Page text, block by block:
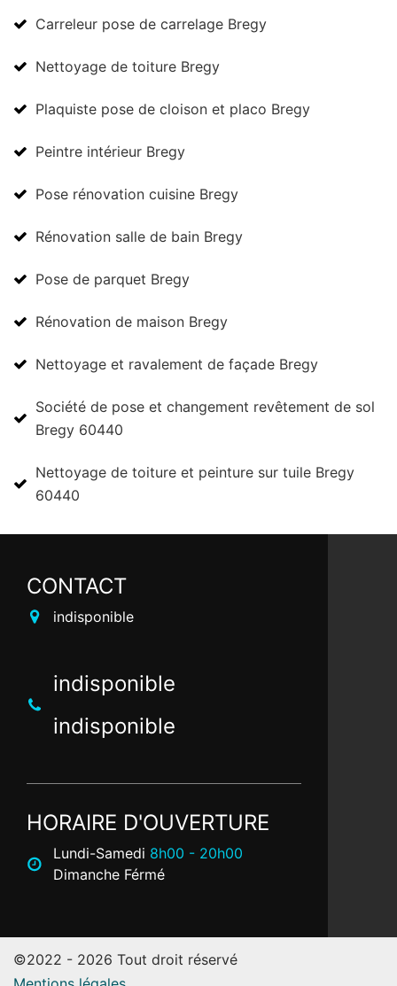
Carreleur pose de carrelage Bregy
Nettoyage de toiture Bregy
Plaquiste pose de cloison et placo Bregy
Peintre intérieur Bregy
Pose rénovation cuisine Bregy
Rénovation salle de bain Bregy
Pose de parquet Bregy
Rénovation de maison Bregy
Nettoyage et ravalement de façade Bregy
Société de pose et changement revêtement de sol
Bregy 60440
Nettoyage de toiture et peinture sur tuile Bregy
60440
CONTACT
indisponible
indisponible
indisponible
HORAIRE D'OUVERTURE
Lundi-Samedi 8h00 - 20h00
Dimanche Férmé
©2022 - 2026 Tout droit réservé